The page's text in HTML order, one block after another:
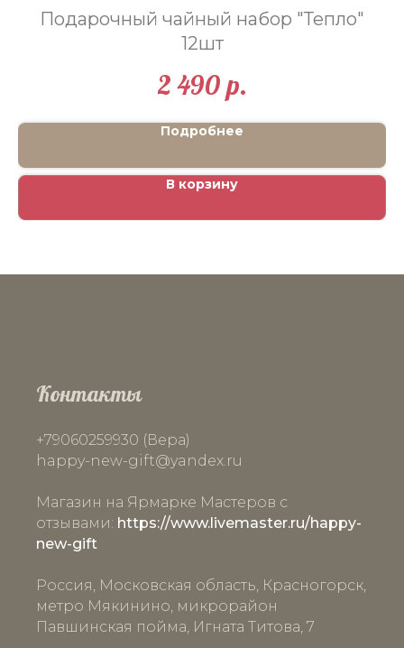
Подарочный чайный набор "Тепло"
12шт
2 490р.
Подробнее
В корзину
Контакты
+79060259930 (Вера)
happy-new-gift@yandex.ru
Магазин на Ярмарке Мастеров с
отзывами: https://www.livemaster.ru/happy-
new-gift
Россия, Московская область, Красногорск,
метро Мякинино, микрорайон
Павшинская пойма, Игната Титова, 7